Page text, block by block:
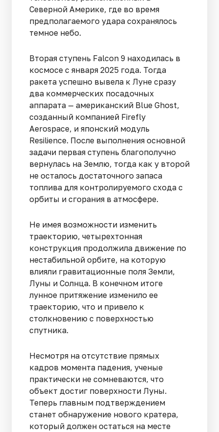
Северной Америке, где во время
предполагаемого удара сохранялось
темное небо.
Вторая ступень Falcon 9 находилась в
космосе с января 2025 года. Тогда
ракета успешно вывела к Луне сразу
два коммерческих посадочных
аппарата — американский Blue Ghost,
созданный компанией Firefly
Aerospace, и японский модуль
Resilience. После выполнения основной
задачи первая ступень благополучно
вернулась на Землю, тогда как у второй
не осталось достаточного запаса
топлива для контролируемого схода с
орбиты и сгорания в атмосфере.
Не имея возможности изменить
траекторию, четырехтонная
конструкция продолжила движение по
нестабильной орбите, на которую
влияли гравитационные поля Земли,
Луны и Солнца. В конечном итоге
лунное притяжение изменило ее
траекторию, что и привело к
столкновению с поверхностью
спутника.
Несмотря на отсутствие прямых
кадров момента падения, ученые
практически не сомневаются, что
объект достиг поверхности Луны.
Теперь главным подтверждением
станет обнаружение нового кратера,
который должен остаться на месте